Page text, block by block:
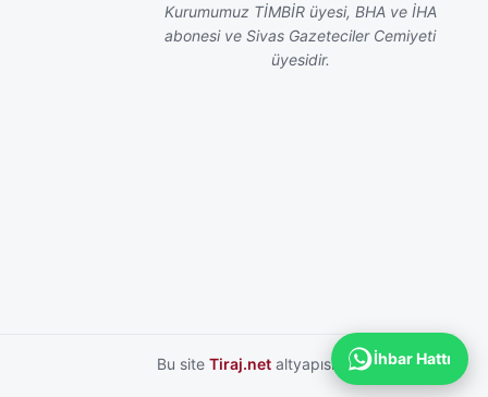
Kurumumuz TİMBİR üyesi, BHA ve İHA
abonesi ve Sivas Gazeteciler Cemiyeti
üyesidir.
Bu site Tiraj.net altyapısı ile hazırlanmıştır.
İhbar Hattı